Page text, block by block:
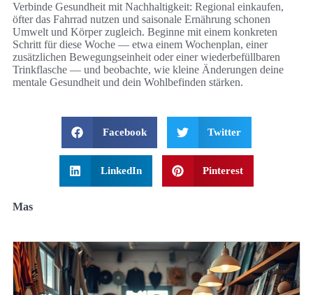
Verbinde Gesundheit mit Nachhaltigkeit: Regional einkaufen,
öfter das Fahrrad nutzen und saisonale Ernährung schonen
Umwelt und Körper zugleich. Beginne mit einem konkreten
Schritt für diese Woche — etwa einem Wochenplan, einer
zusätzlichen Bewegungseinheit oder einer wiederbefüllbaren
Trinkflasche — und beobachte, wie kleine Änderungen deine
mentale Gesundheit und dein Wohlbefinden stärken.
Facebook Twitter
LinkedIn Pinterest
Mas